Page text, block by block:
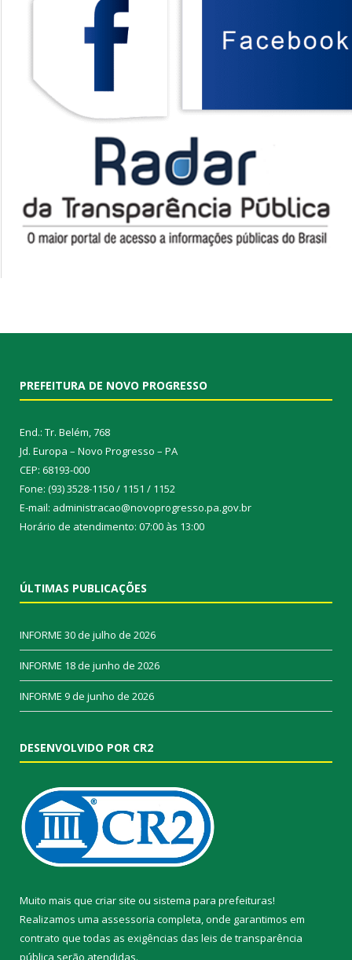
PREFEITURA DE NOVO PROGRESSO
End.: Tr. Belém, 768
Jd. Europa – Novo Progresso – PA
CEP: 68193-000
Fone: (93) 3528-1150 / 1151 / 1152
E-mail: administracao@novoprogresso.pa.gov.br
Horário de atendimento: 07:00 às 13:00
ÚLTIMAS PUBLICAÇÕES
INFORME 30 de julho de 2026
INFORME 18 de junho de 2026
INFORME 9 de junho de 2026
DESENVOLVIDO POR CR2
Muito mais que criar site ou sistema para prefeituras!
Realizamos uma assessoria completa, onde garantimos em
contrato que todas as exigências das leis de transparência
pública serão atendidas.